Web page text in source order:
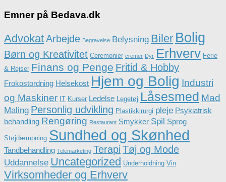
Emner på Bedava.dk
AdvokatArbejde Begravelse Belysning Biler Bolig
Børn og Kreativitet Ceremonier cremer Dyr Erhverv Ferie
& Rejser Finans og Penge Fritid & Hobby
Frokostordning Helsekost Hjem og Bolig Industri
og Maskiner IT Kurser Ledelse Legetøj Låsesmed Mad
Maling Personlig udvikling Plastikkirurgi pleje Psykiatrisk
behandling Rengøring Restaurant Smykker Spil Sprog
Støjdæmpning Sundhed og Skønhed
Tandbehandling Telemarketing Terapi Tøj og Mode
Uddannelse Uncategorized Underholdning Vin
Virksomheder og Erhverv